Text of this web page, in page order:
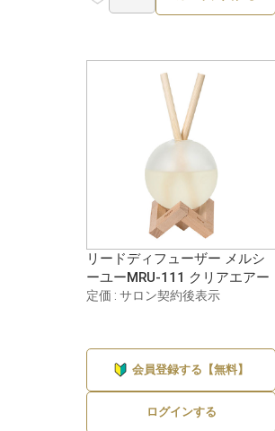
リードディフューザー メルシ
ーユーMRU-111 クリアエアー
定価 : サロン契約後表示
会員登録する【無料】
ログインする